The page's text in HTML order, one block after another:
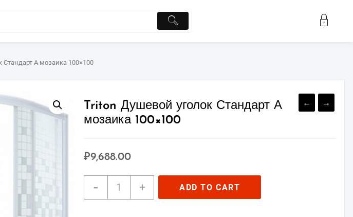
Стандарт А мозаика 100×100
← →
Triton Душевой уголок Стандарт А
мозаика 100×100
₽9,688.00
-
Душевой
уголок
+ ADD TO CART